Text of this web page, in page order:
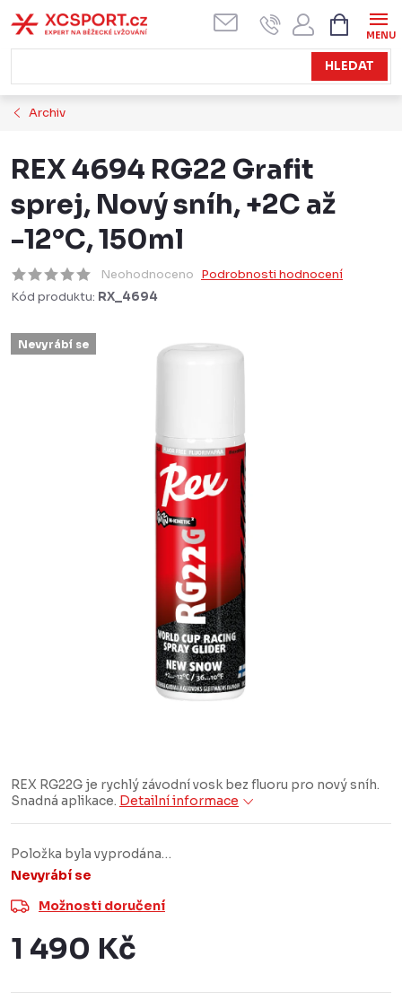
na
obsah
HLEDAT
KOŠÍK
Archiv
REX 4694 RG22 Grafit
sprej, Nový sníh, +2C až
-12°C, 150ml
Neohodnoceno Podrobnosti hodnocení
Kód produktu: RX_4694
Nevyrábí se
REX RG22G je rychlý závodní vosk bez fluoru pro nový sníh.
Snadná aplikace. Detailní informace
Položka byla vyprodána…
Nevyrábí se
Možnosti doručení
1 490 Kč